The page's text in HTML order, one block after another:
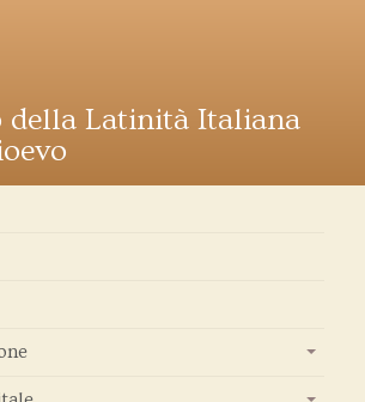
Latinità Italiana